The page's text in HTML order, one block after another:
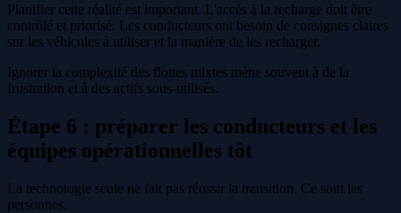
Planifier cette réalité est important. L'accès à la recharge doit être
contrôlé et priorisé. Les conducteurs ont besoin de consignes claires
sur les véhicules à utiliser et la manière de les recharger.
Ignorer la complexité des flottes mixtes mène souvent à de la
frustration et à des actifs sous-utilisés.
Étape 6 : préparer les conducteurs et les
équipes opérationnelles tôt
La technologie seule ne fait pas réussir la transition. Ce sont les
personnes.